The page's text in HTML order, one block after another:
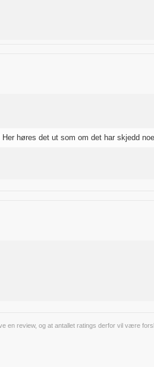
Her høres det ut som om det har skjedd
en review, og at antallet ratings derfor vil være